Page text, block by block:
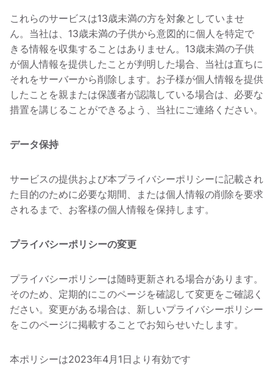
これらのサービスは13歳未満の方を対象としていませ
ん。当社は、13歳未満の子供から意図的に個人を特定で
きる情報を収集することはありません。13歳未満の子供
が個人情報を提供したことが判明した場合、当社は直ちに
それをサーバーから削除します。お子様が個人情報を提供
したことを親または保護者が認識している場合は、必要な
措置を講じることができるよう、当社にご連絡ください。
データ保持
サービスの提供および本プライバシーポリシーに記載され
た目的のために必要な期間、または個人情報の削除を要求
されるまで、お客様の個人情報を保持します。
プライバシーポリシーの変更
プライバシーポリシーは随時更新される場合があります。
そのため、定期的にこのページを確認して変更をご確認く
ださい。変更がある場合は、新しいプライバシーポリシー
をこのページに掲載することでお知らせいたします。
本ポリシーは2023年4月1日より有効です